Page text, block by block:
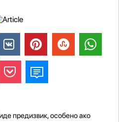
предизвик, особено ако